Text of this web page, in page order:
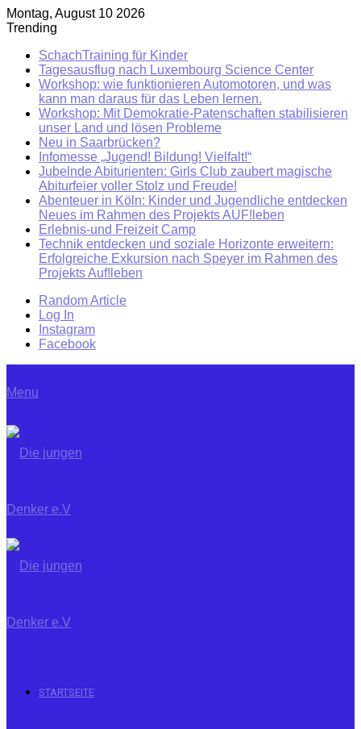
Montag, August 10 2026
Trending
SchachTraining für Kinder
Tagesausflug nach Luxembourg Science Center
Workshop: wie funktionieren Automotoren, und was
kann man daraus für das Leben lernen.
Workshop: Mit Demokratie-Patenschaften stabilisieren
unser Land und lösen Probleme
Neu in Saarbrücken?
Infomesse „Jugend! Bildung! Vielfalt!“
Jubelnde Abiturienten: Girls Club zaubert magische
Abiturfeier voller Stolz und Freude!
Abenteuer in Köln: Kinder und Jugendliche entdecken
Neues im Rahmen des Projekts AUF!leben
Erlebnis-und Freizeit Camp
Technik entdecken und soziale Horizonte erweitern:
Erfolgreiche Exkursion nach Speyer im Rahmen des
Projekts Auf!leben
Random Article
Log In
Instagram
Facebook
Menu
STARTSEITE